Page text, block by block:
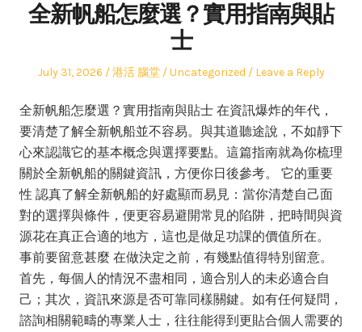
全新帆船怎麼選？實用指南與貼
士
Posted
July 31, 2026 Author
港活 腦堂
Posted
Uncategorized Leave a Reply
全新帆船怎麼選？實用指南與貼士 在資訊爆炸的年代，
要清楚了解全新帆船並不容易。與其道聽途說，不如靜下
心來認識它的基本概念與選擇要點。這篇指南就為你梳理
關於全新帆船的關鍵資訊，方便你日後參考。 它的重要
性 認真了解全新帆船的好處顯而易見：當你清楚自己面
對的選擇與條件，便更容易避開常見的陷阱，把時間與資
源花在真正合適的地方，這也是做足功課的價值所在。
事前要留意甚麼 在做決定之前，有幾點值得特別留意。
首先，每個人的情況不盡相同，適合別人的未必適合自
己；其次，資訊來源是否可靠同樣關鍵。如有任何疑問，
諮詢相關範疇的專業人士，往往能得到更貼合個人需要的